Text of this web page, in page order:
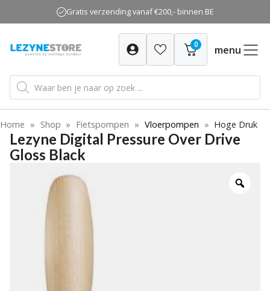
naar
inhoud
Gratis verzending vanaf €200,- binnen BE
0 menu
Producten
zoeken
Home » Shop » Fietspompen » Vloerpompen » Hoge Druk
Lezyne Digital Pressure Over Drive
Gloss Black